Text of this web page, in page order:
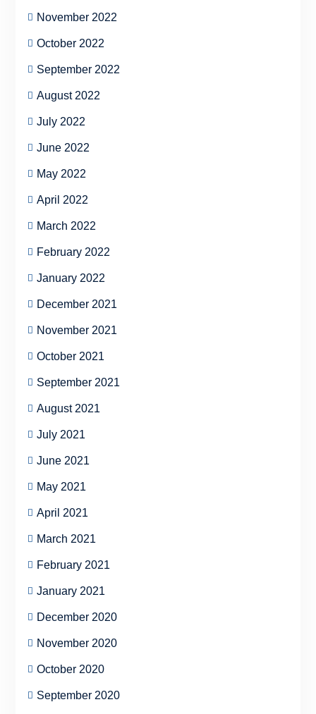
November 2022
October 2022
September 2022
August 2022
July 2022
June 2022
May 2022
April 2022
March 2022
February 2022
January 2022
December 2021
November 2021
October 2021
September 2021
August 2021
July 2021
June 2021
May 2021
April 2021
March 2021
February 2021
January 2021
December 2020
November 2020
October 2020
September 2020